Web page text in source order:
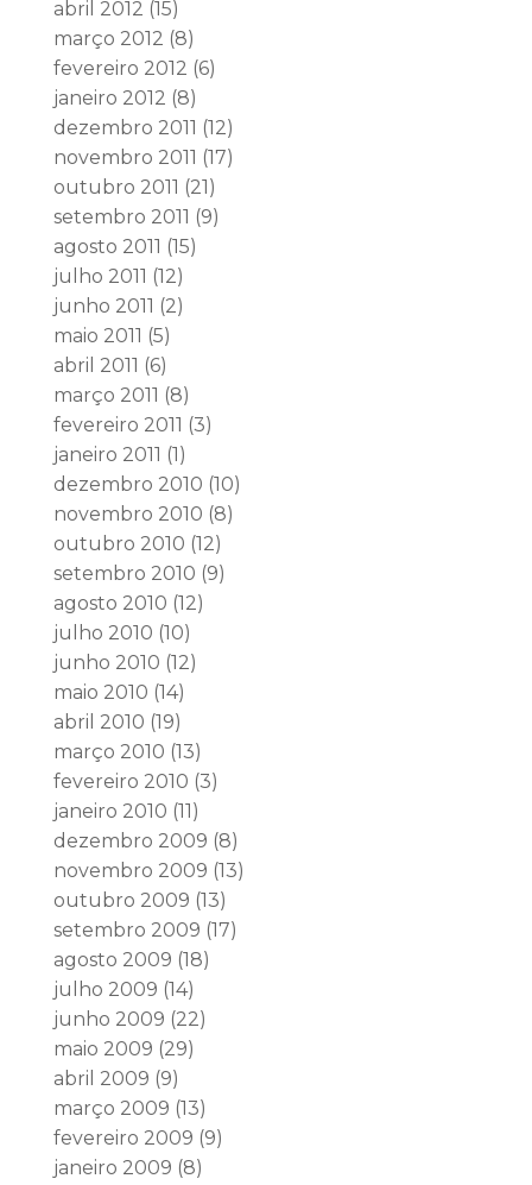
abril 2012 (15)
março 2012 (8)
fevereiro 2012 (6)
janeiro 2012 (8)
dezembro 2011 (12)
novembro 2011 (17)
outubro 2011 (21)
setembro 2011 (9)
agosto 2011 (15)
julho 2011 (12)
junho 2011 (2)
maio 2011 (5)
abril 2011 (6)
março 2011 (8)
fevereiro 2011 (3)
janeiro 2011 (1)
dezembro 2010 (10)
novembro 2010 (8)
outubro 2010 (12)
setembro 2010 (9)
agosto 2010 (12)
julho 2010 (10)
junho 2010 (12)
maio 2010 (14)
abril 2010 (19)
março 2010 (13)
fevereiro 2010 (3)
janeiro 2010 (11)
dezembro 2009 (8)
novembro 2009 (13)
outubro 2009 (13)
setembro 2009 (17)
agosto 2009 (18)
julho 2009 (14)
junho 2009 (22)
maio 2009 (29)
abril 2009 (9)
março 2009 (13)
fevereiro 2009 (9)
janeiro 2009 (8)